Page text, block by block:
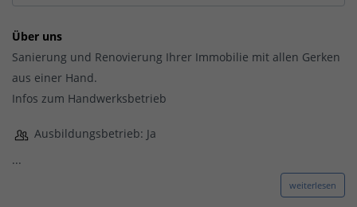
Über uns
Sanierung und Renovierung Ihrer Immobilie mit allen Gerken
aus einer Hand.
Infos zum Handwerksbetrieb
Ausbildungsbetrieb: Ja
...
weiterlesen